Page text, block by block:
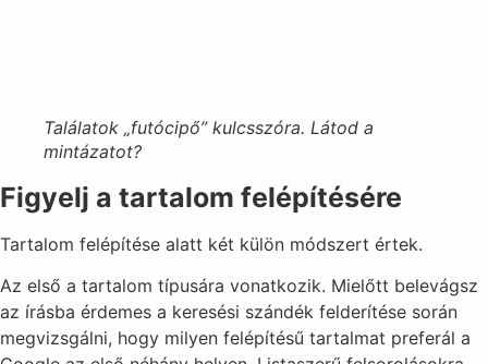
Találatok „futócipő” kulcsszóra. Látod a
mintázatot?
Figyelj a tartalom felépítésére
Tartalom felépítése alatt két külön módszert értek.
Az első a tartalom típusára vonatkozik. Mielőtt belevágsz
az írásba érdemes a keresési szándék felderítése során
megvizsgálni, hogy milyen felépítésű tartalmat preferál a